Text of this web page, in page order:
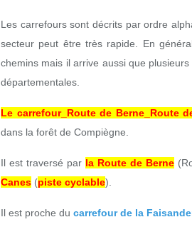
Les carrefours sont décrits par ordre
secteur peut être très rapide. En
chemins mais il arrive aussi que
départementales.
Le carrefour_Route de Berne_Route
dans la forêt de Compiègne.
Il est traversé par la Route de Berne
Canes (piste cyclable)
Il est proche du carrefour de la